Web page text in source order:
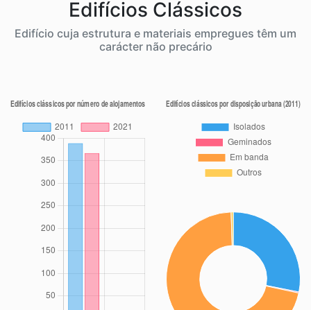
Edifícios Clássicos
Edifício cuja estrutura e materiais empregues têm um
carácter não precário